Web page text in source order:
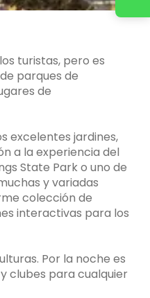
turistas, pero es
parques de
de
excelentes jardines,
a la experiencia del
State Park o uno de
y variadas
colección de
interactivas para los
Por la noche es
clubes para cualquier